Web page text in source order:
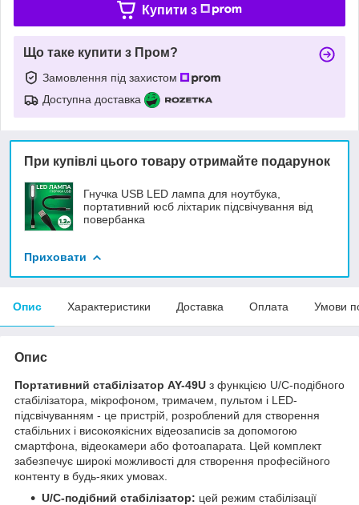
Купити з
Що таке купити з Пром?
Замовлення під захистом
Доступна доставка
При купівлі цього товару отримайте подарунок
Гнучка USB LED лампа для ноутбука,
портативний юсб ліхтарик підсвічування від
повербанка
Приховати
Опис Характеристики Доставка Оплата Умови
Опис
Портативний стабілізатор AY-49U з функцією U/C-подібного
стабілізатора, мікрофоном, тримачем, пультом і LED-
підсвічуванням - це пристрій, розроблений для створення
стабільних і високоякісних відеозаписів за допомогою
смартфона, відеокамери або фотоапарата. Цей комплект
забезпечує широкі можливості для створення професійного
контенту в будь-яких умовах.
U/C-подібний стабілізатор: цей режим стабілізації